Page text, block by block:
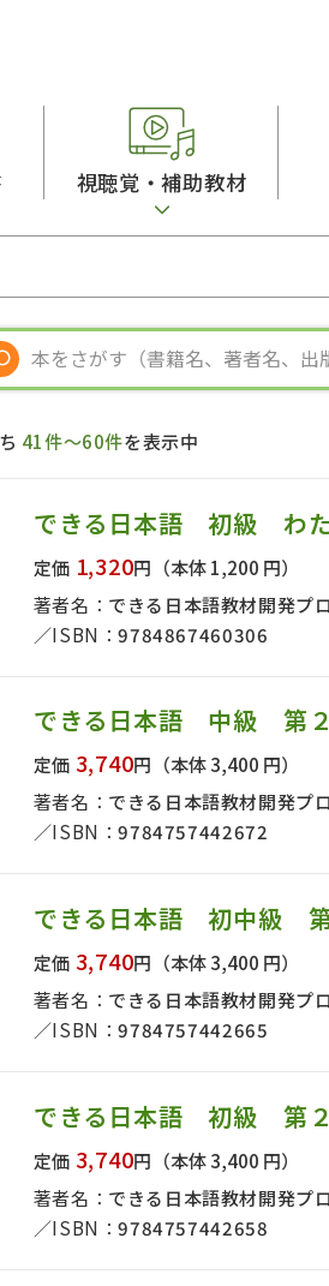
子ども向け
発音・聴解
大学入試対策
日本事情
視聴覚・補助教材
絵本・子ども向け補助
スペイン語辞典
ポルトガル語辞典
語彙・意味
表記
41件～60件を表示中
できる日本語 初級 わた
定価 1,320円 （本体 1,200 円）
著者名： できる日本語教材開発プ
ISBN：9784867460306
できる日本語 中級 第
定価 3,740円 （本体 3,400 円）
著者名： できる日本語教材開発プ
ISBN：9784757442672
できる日本語 初中級
定価 3,740円 （本体 3,400 円）
著者名： できる日本語教材開発プ
ISBN：9784757442665
できる日本語 初級 第
定価 3,740円 （本体 3,400 円）
著者名： できる日本語教材開発プ
ISBN：9784757442658